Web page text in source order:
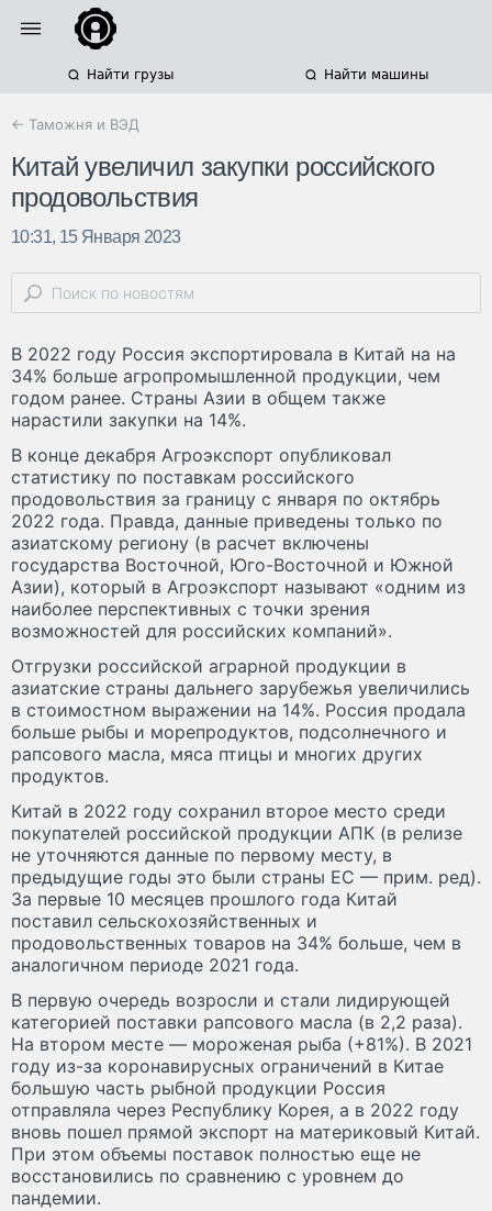
Найти грузы Найти машины
← Таможня и ВЭД
Китай увеличил закупки российского
продовольствия
10:31, 15 Января 2023
В 2022 году Россия экспортировала в Китай на на
34% больше агропромышленной продукции, чем
годом ранее. Страны Азии в общем также
нарастили закупки на 14%.
В конце декабря Агроэкспорт опубликовал
статистику по поставкам российского
продовольствия за границу с января по октябрь
2022 года. Правда, данные приведены только по
азиатскому региону (в расчет включены
государства Восточной, Юго-Восточной и Южной
Азии), который в Агроэкспорт называют «одним из
наиболее перспективных с точки зрения
возможностей для российских компаний».
Отгрузки российской аграрной продукции в
азиатские страны дальнего зарубежья увеличились
в стоимостном выражении на 14%. Россия продала
больше рыбы и морепродуктов, подсолнечного и
рапсового масла, мяса птицы и многих других
продуктов.
Китай в 2022 году сохранил второе место среди
покупателей российской продукции АПК (в релизе
не уточняются данные по первому месту, в
предыдущие годы это были страны ЕС — прим. ред).
За первые 10 месяцев прошлого года Китай
поставил сельскохозяйственных и
продовольственных товаров на 34% больше, чем в
аналогичном периоде 2021 года.
В первую очередь возросли и стали лидирующей
категорией поставки рапсового масла (в 2,2 раза).
На втором месте — мороженая рыба (+81%). В 2021
году из-за коронавирусных ограничений в Китае
большую часть рыбной продукции Россия
отправляла через Республику Корея, а в 2022 году
вновь пошел прямой экспорт на материковый Китай.
При этом объемы поставок полностью еще не
восстановились по сравнению с уровнем до
пандемии.